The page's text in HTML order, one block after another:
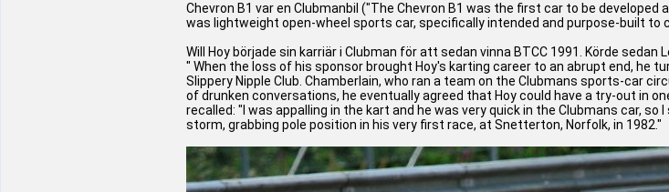
Chevron B1 var en Clubmanbil ("The Chevron B1 was the first car to be
was lightweight open-wheel sports car, specifically intended and purpose-built
Will Hoy började sin karriär i Clubman för att sedan vinna BTCC 1991. Körde
" When the loss of his sponsor brought Hoy's karting career to an abrupt end, he
Slippery Nipple Club. Chamberlain, who ran a team on the Clubmans sports-car
of drunken conversations, he eventually agreed that Hoy could have a try-out in
recalled: "I was appalling in the kart and he was very quick in the Clubmans car,
storm, grabbing pole position in his very first race, at Snetterton, Norfolk, in 1982."